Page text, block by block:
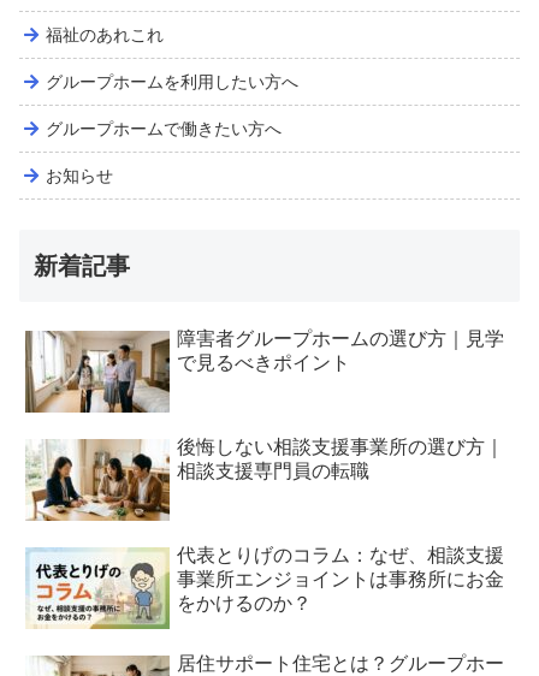
福祉のあれこれ
グループホームを利用したい方へ
グループホームで働きたい方へ
お知らせ
新着記事
障害者グループホームの選び方｜見学
で見るべきポイント
後悔しない相談支援事業所の選び方｜
相談支援専門員の転職
代表とりげのコラム：なぜ、相談支援
事業所エンジョイントは事務所にお金
をかけるのか？
居住サポート住宅とは？グループホー